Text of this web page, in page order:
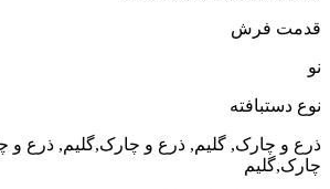
قدمت فرش
نو
نوع دستبافته
ذرع و چارک, گلیم, ذرع و چارک,گلیم, ذرع و
چارک,گلیم